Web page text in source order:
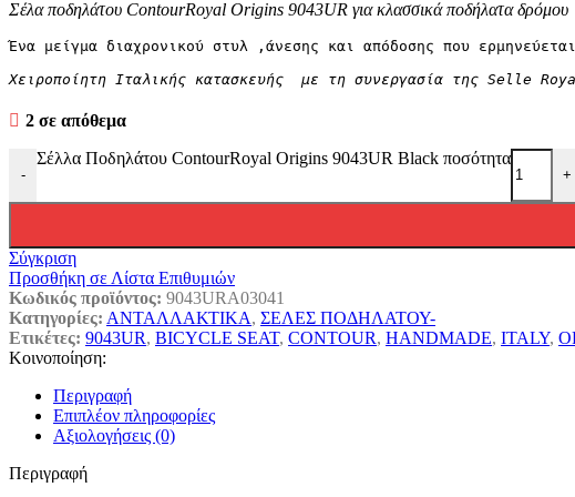
Σέλα ποδηλάτου ContourRoyal Origins 9043UR για κλασσικά ποδήλατα δρόμου
Ένα μείγμα διαχρονικού στυλ ,άνεσης και απόδοσης που
Χειροποίητη Ιταλικής κατασκευής  με τη συνεργασία της Selle
2 σε απόθεμα
-
Σέλλα Ποδηλάτου ContourRoyal Origins 9043UR Black ποσότητα
+
Σύγκριση
Προσθήκη σε Λίστα Επιθυμιών
Κωδικός προϊόντος: 9043URA03041
Κατηγορίες: ΑΝΤΑΛΛΑΚΤΙΚΑ, ΣΕΛΕΣ ΠΟΔΗΛΑΤΟΥ-
Ετικέτες: 9043UR, BICYCLE SEAT, CONTOUR, HANDMADE, ITALY,
Κοινοποίηση:
Περιγραφή
Επιπλέον πληροφορίες
Αξιολογήσεις (0)
Περιγραφή